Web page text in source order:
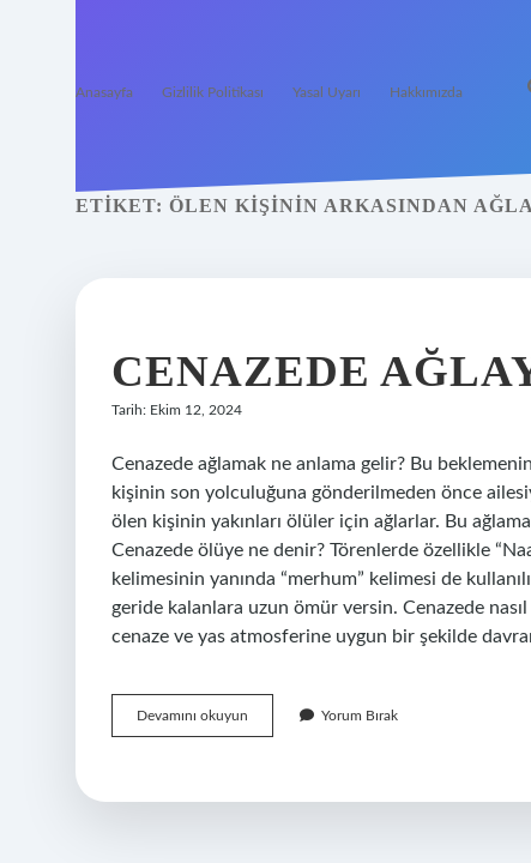
Anasayfa Gizlilik Politikası Yasal Uyarı Hakkımızda
ETIKET: ÖLEN KIŞININ ARKASINDAN
CENAZEDE
Tarih: Ekim 12, 2024
Cenazede ağlamak ne anlama gelir? Bu
kişinin son yolculuğuna gönderilmeden önce
ölen kişinin yakınları ölüler için ağlarlar. Bu
Cenazede ölüye ne denir? Törenlerde özellikle
kelimesinin yanında “merhum” kelimesi de
geride kalanlara uzun ömür versin. Cenazede
cenaze ve yas atmosferine uygun bir şekilde
Devamını okuyun Cenazede
Ağlayanlara
Yorum Bırak